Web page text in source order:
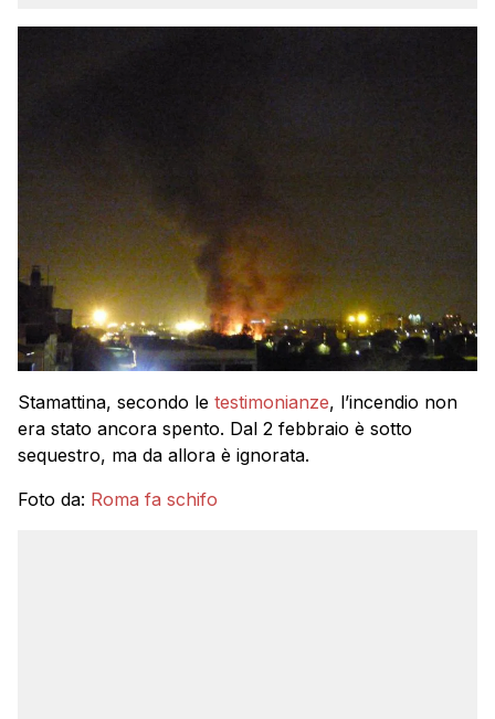
Stamattina, secondo le testimonianze, l’incendio non
era stato ancora spento. Dal 2 febbraio è sotto
sequestro, ma da allora è ignorata.
Foto da: Roma fa schifo